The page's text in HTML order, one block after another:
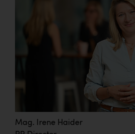
Mag. Irene Haider